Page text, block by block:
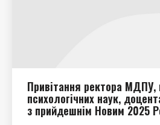
Привітання ректора МДПУ,
психологічних наук,
з прийдешнім Новим 2025